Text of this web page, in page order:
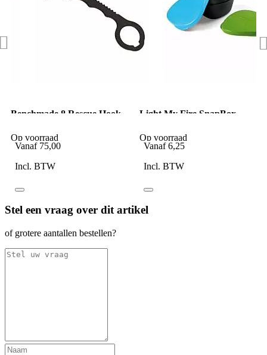
Benchmade 8 Rescue Hook
Op voorraad
Vanaf 75,00
Incl. BTW
Light My Fire SnapBox
Op voorraad
Vanaf 6,25
Incl. BTW
Stel een vraag over dit artikel
of grotere aantallen bestellen?